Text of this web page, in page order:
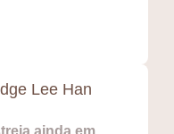
Lee Han
ainda em